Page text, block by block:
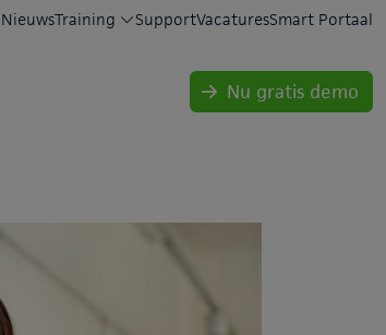
NieuwsTraining SupportVacaturesSmart Portaal
Nu gratis demo